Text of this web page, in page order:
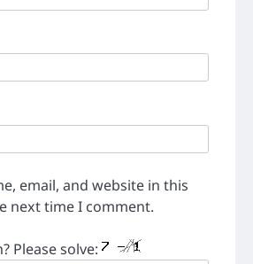
email, and website in this
next time I comment.
Please solve: